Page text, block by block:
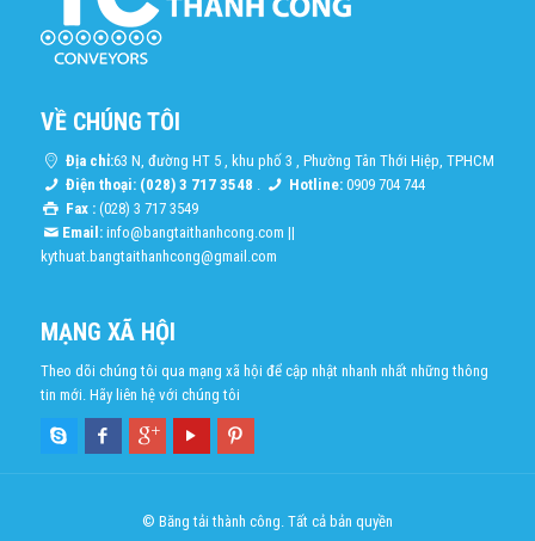
VỀ CHÚNG TÔI
Địa chỉ:63 N, đường HT 5 , khu phố 3 , Phường Tân Thới Hiệp, TPHCM
Điện thoại: (028) 3 717 3548 . Hotline: 0909 704 744
Fax :(028) 3 717 3549
Email: info@bangtaithanhcong.com ||
kythuat.bangtaithanhcong@gmail.com
MẠNG XÃ HỘI
Theo dõi chúng tôi qua mạng xã hội để cập nhật nhanh nhất những thông
tin mới. Hãy liên hệ với chúng tôi
© Băng tải thành công. Tất cả bản quyền